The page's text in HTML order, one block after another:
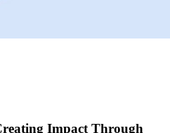
Impact Through